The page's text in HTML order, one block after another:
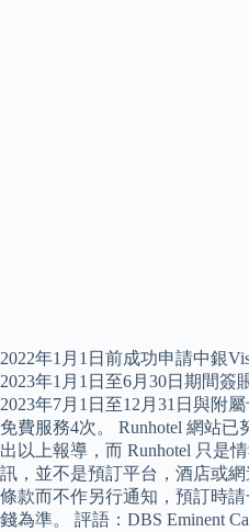
2022年1月1日前成功申請中銀
2023年1月1日至6月30日期間簽
2023年7月1日至12月31日與附
免費服務4次。 Runhotel 網站
出以上報導，而 Runhotel 只是
訊，並不是預訂平台，酒店或
條款而不作另行通知，預訂時
錢為準。 評語：DBS Eminent